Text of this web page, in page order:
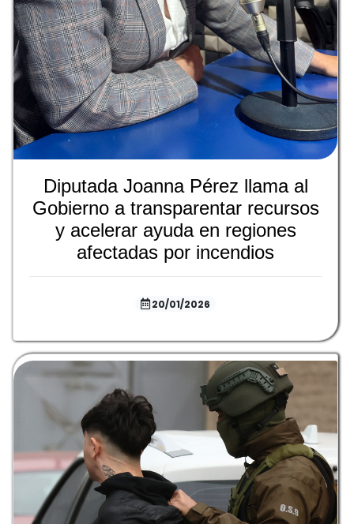
Diputada Joanna Pérez llama al
Gobierno a transparentar recursos
y acelerar ayuda en regiones
afectadas por incendios
20/01/2026